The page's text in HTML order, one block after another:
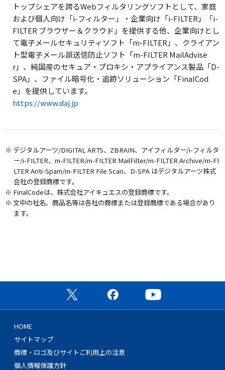
トップシェアを誇るWebフィルタリングソフトとして、家庭
および個人向け「i-フィルター」・企業向け「i-FILTER」「i-
FILTER ブラウザー＆クラウド」を提供する他、企業向けとし
て電子メールセキュリティソフト「m-FILTER」、クライアン
ト型電子メール誤送信防止ソフト「m-FILTER MailAdvise
r」、純国産のセキュア・プロキシ・アプライアンス製品「D-
SPA」、ファイル暗号化・追跡ソリューション「FinalCod
e」を提供しています。
https://www.daj.jp
※ デジタルアーツ/DIGITAL ARTS、ZBRAIN、アイフィルター/i-フィルタ
ー/i-FILTER、m-FILTER/m-FILTER MailFilter/m-FILTER Archive/m-FI
LTER Anti-Spam/m-FILTER File Scan、D-SPA はデジタルアーツ株式
会社の登録商標です。
※ FinalCodeは、株式会社アイキュエスの登録商標です。
※ 文中の社名、商品名等は各社の商標または登録商標である場合があり
ます。
公式X（旧Twitter）ページ
公式Facebookページ
HOME
サイトマップ
商標・ロゴ及びサイトご利用上の注意
個人情報保護方針